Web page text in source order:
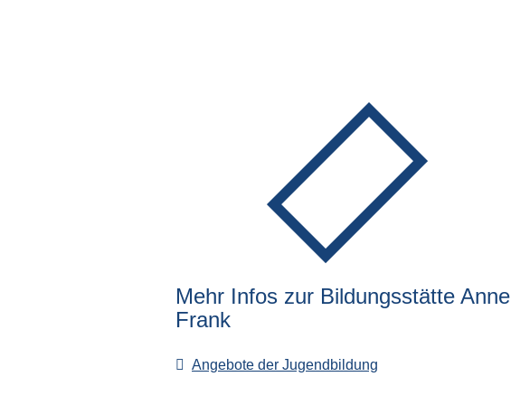
Mehr Infos zur Bildungsstätte Anne
Frank
Angebote der Jugendbildung